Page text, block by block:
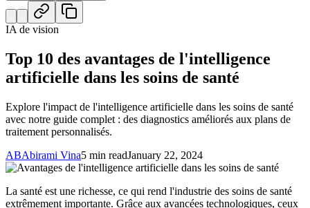
IA de vision
Top 10 des avantages de l'intelligence
artificielle dans les soins de santé
Explore l'impact de l'intelligence artificielle dans les soins de santé
avec notre guide complet : des diagnostics améliorés aux plans de
traitement personnalisés.
ABAbirami Vina5 min readJanuary 22, 2024
La santé est une richesse, ce qui rend l'industrie des soins de santé
extrêmement importante. Grâce aux avancées technologiques, ceux